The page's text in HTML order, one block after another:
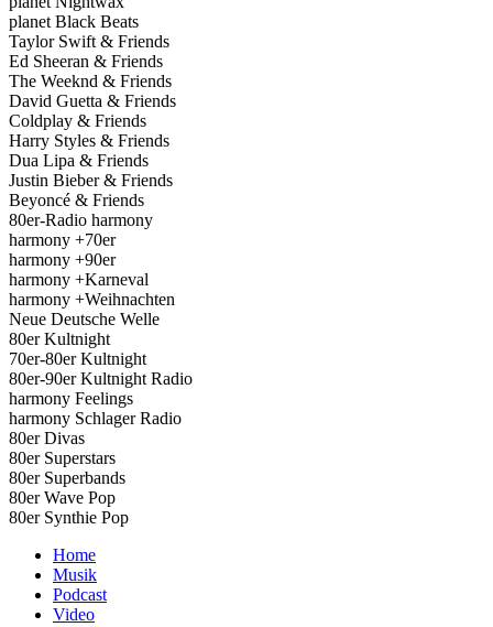
planet Black Beats
Taylor Swift & Friends
Ed Sheeran & Friends
The Weeknd & Friends
David Guetta & Friends
Coldplay & Friends
Harry Styles & Friends
Dua Lipa & Friends
Justin Bieber & Friends
Beyoncé & Friends
80er-Radio harmony
harmony +70er
harmony +90er
harmony +Karneval
harmony +Weihnachten
Neue Deutsche Welle
80er Kultnight
70er-80er Kultnight
80er-90er Kultnight Radio
harmony Feelings
harmony Schlager Radio
80er Divas
80er Superstars
80er Superbands
80er Wave Pop
80er Synthie Pop
Home
Musik
Podcast
Video